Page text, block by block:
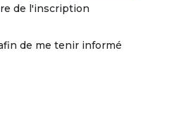
de l'inscription
de me tenir informé